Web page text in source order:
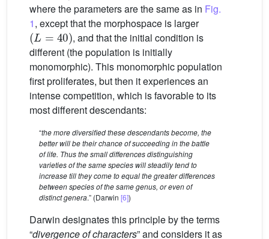
where the parameters are the same as in Fig.
1, except that the morphospace is larger
(L=40)
, and that the initial condition is
different (the population is initially
monomorphic). This monomorphic population
first proliferates, but then it experiences an
intense competition, which is favorable to its
most different descendants:
“the more diversified these descendants become, the
better will be their chance of succeeding in the battle
of life. Thus the small differences distinguishing
varieties of the same species will steadily tend to
increase till they come to equal the greater differences
between species of the same genus, or even of
distinct genera.” (Darwin[6])
Darwin designates this principle by the terms
“divergence of characters” and considers it as